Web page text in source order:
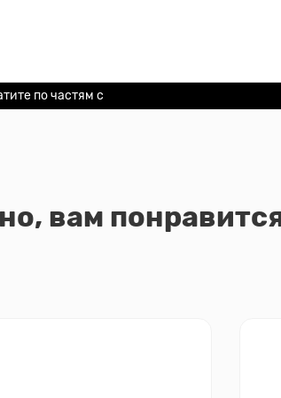
по частям с
вам